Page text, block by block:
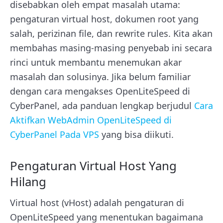
disebabkan oleh empat masalah utama:
pengaturan virtual host, dokumen root yang
salah, perizinan file, dan rewrite rules. Kita akan
membahas masing-masing penyebab ini secara
rinci untuk membantu menemukan akar
masalah dan solusinya. Jika belum familiar
dengan cara mengakses OpenLiteSpeed di
CyberPanel, ada panduan lengkap berjudul Cara
Aktifkan WebAdmin OpenLiteSpeed di
CyberPanel Pada VPS yang bisa diikuti.
Pengaturan Virtual Host Yang
Hilang
Virtual host (vHost) adalah pengaturan di
OpenLiteSpeed yang menentukan bagaimana